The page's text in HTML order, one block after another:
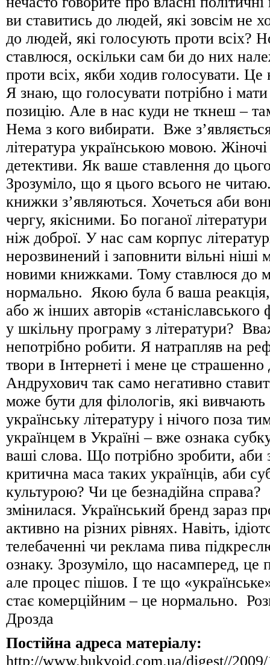
ви ставитись до людей, які зовсім не
до людей, які голосують проти всіх?
ставлюся, оскільки сам би до них
проти всіх, якби ходив голосувати. Це
Я знаю, що голосувати потрібно і
позицію. Але в нас куди не ткнеш –
Нема з кого вибирати. Вже
література українською мовою.
детективи. Як ваше ставлення до
Зрозуміло, що я цього всього не
книжки з’являються. Хочеться аби
чергу, якісними. Бо поганої
ніж доброї. У нас сам корпус
нерозвинений і заповнити вільні
новими книжками. Тому ставлюся до
нормально. Якою була б ваша
або ж інших авторів
у шкільну програму з літератури?
непотрібно робити. Я натрапляв на
твори в Інтернеті і мене це
Андрухович так само негативно
може бути для філологів, які
українську літературу і нічого поза
українцем в Україні – вже ознака
ваші слова. Що потрібно зробити, аби
критична маса таких українців, аби
культурою? Чи це безнадійна справа?
змінилася. Український бренд зараз
активно на різних рівнях. Навіть,
телебаченні чи реклама пива
ознаку. Зрозуміло, що насамперед, це
але процес пішов. І те що
стає комерційним – це нормально.
Дрозда
Постійна адреса матеріалу:
http://www.bukvoid.com.ua/digest//